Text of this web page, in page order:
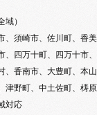
）
、須崎市、佐川町、香
、四万十町、四万十市
、香南市、大豊町、本
津野町、中土佐町、梼
対応